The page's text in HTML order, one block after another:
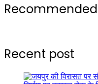
Recent post